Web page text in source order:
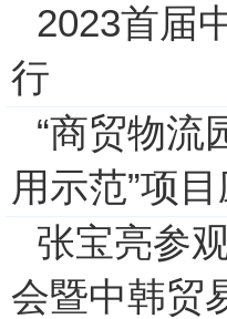
2023首届
行
“商贸物流
用示范”项
张宝亮参
会暨中韩贸